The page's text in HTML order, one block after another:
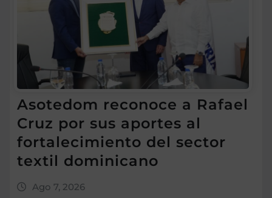
Asotedom reconoce a Rafael
Cruz por sus aportes al
fortalecimiento del sector
textil dominicano
Ago 7, 2026